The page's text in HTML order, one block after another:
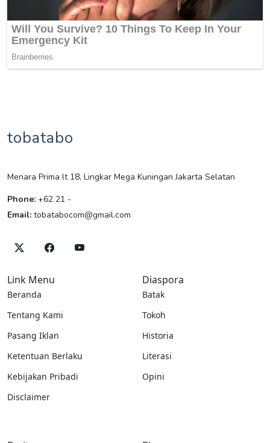
tobatabo
Menara Prima lt 18, Lingkar Mega Kuningan Jakarta Selatan
Phone: +62 21 -
Email: tobatabocom@gmail.com
Link Menu
Beranda
Tentang Kami
Pasang Iklan
Ketentuan Berlaku
Kebijakan Pribadi
Disclaimer
Diaspora
Batak
Tokoh
Historia
Literasi
Opini